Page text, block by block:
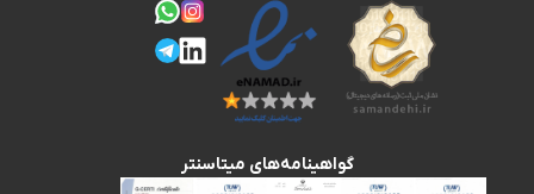
گواهینامه‌های میتاسنتر